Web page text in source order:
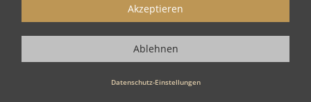
Starten Sie mit dem Button 'Kostenlos anfragen' eine Anfrage an die für
2. Angebote erhalten & Details besprechen
Sie erhalten Angebote Ihrer angefragten Redner. Nutzen Sie die
Datenschutz-Einstellungen
Akzeptieren
Ablehnen